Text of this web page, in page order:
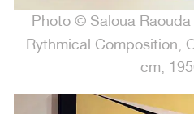
Photo © Saloua
.Rythmical Composition,
cm,